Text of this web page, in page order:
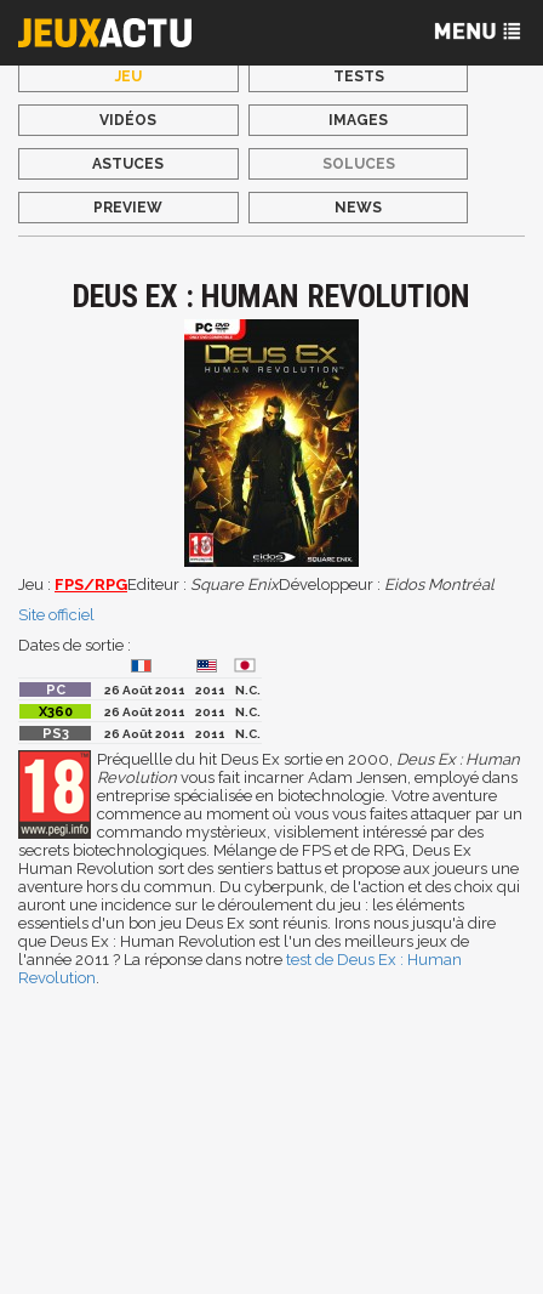
JEU TESTS
VIDÉOS IMAGES
ASTUCES SOLUCES
PREVIEW NEWS
DEUS EX : HUMAN REVOLUTION
Jeu : FPS/RPGEditeur : Square EnixDéveloppeur : Eidos Montréal
Site officiel
Dates de sortie :
26 Août 2011 2011
N.C.
26 Août 2011
2011
N.C.
26 Août 2011
2011 N.C.
Préquellle du hit Deus Ex sortie en 2000, Deus Ex : Human
Revolution vous fait incarner Adam Jensen, employé dans
entreprise spécialisée en biotechnologie. Votre aventure
commence au moment où vous vous faites attaquer par un
commando mystèrieux, visiblement intéressé par des
secrets biotechnologiques. Mélange de FPS et de RPG, Deus Ex
Human Revolution sort des sentiers battus et propose aux joueurs une
aventure hors du commun. Du cyberpunk, de l'action et des choix qui
auront une incidence sur le déroulement du jeu : les éléments
essentiels d'un bon jeu Deus Ex sont réunis. Irons nous jusqu'à dire
que Deus Ex : Human Revolution est l'un des meilleurs jeux de
l'année 2011 ? La réponse dans notre test de Deus Ex : Human
Revolution.